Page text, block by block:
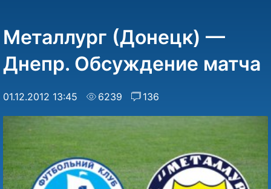
Металлург (Донецк) —
Днепр. Обсуждение матча
01.12.2012 13:45 6239 136